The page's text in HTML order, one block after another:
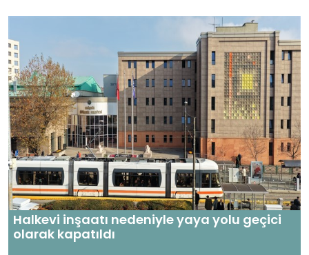
Halkevi inşaatı nedeniyle yaya yolu geçici
olarak kapatıldı